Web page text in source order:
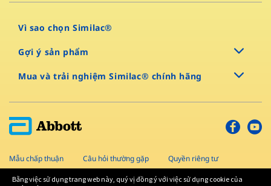
Vì sao chọn Similac®
Gợi ý sản phẩm
Mua và trải nghiệm Similac® chính hãng
Mẫu chấp thuận Câu hỏi thường gặp
Quyền riêng tư
Sơ đồ trang
Điều khoản và điều kiện Liên hệ
Bằng việc sử dụng trang web này, quý vị đồng ý với việc sử dụng cookie của